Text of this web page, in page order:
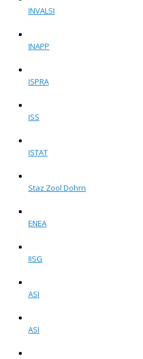
INVALSI
INAPP
ISPRA
ISS
ISTAT
Staz Zool Dohrn
ENEA
IISG
ASI
ASI